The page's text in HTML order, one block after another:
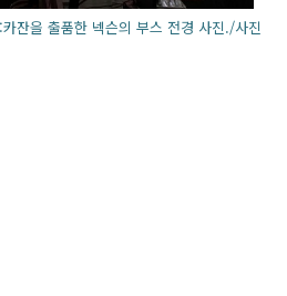
잔을 출품한 넥슨의 부스 전경 사진./사진